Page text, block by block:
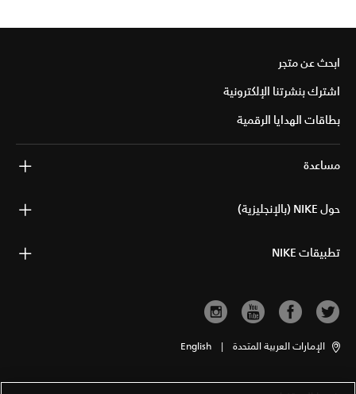
ابحث عن متجر
اشترك بنشرتنا الإلكترونية
بطاقات الهدايا الرقمية
مساعدة
حول NIKE (بالإنجليزية)
تطبيقات NIKE
الإمارات العربية المتحدة |
English